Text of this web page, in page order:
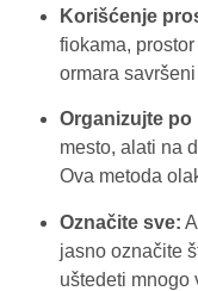
Korišćenje
fiokama,
ormara
Organizujte po
mesto, alati na
Ova metoda
Označite sve:
jasno označite
uštedeti mnogo